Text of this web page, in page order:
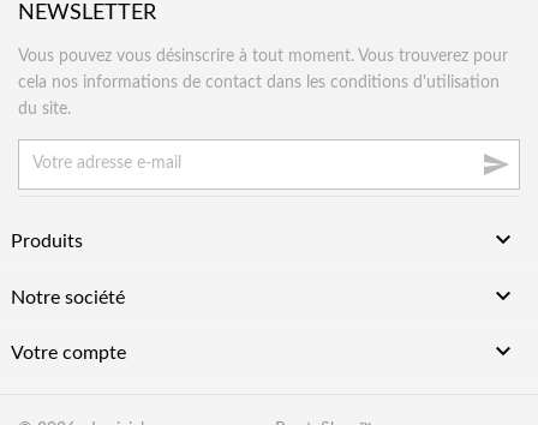
NEWSLETTER
Vous pouvez vous désinscrire à tout moment. Vous trouverez pour
cela nos informations de contact dans les conditions d'utilisation
du site.

Produits 
Notre société 
Votre compte 